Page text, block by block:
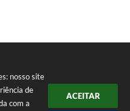
nosso site
de
com a
ACEITAR